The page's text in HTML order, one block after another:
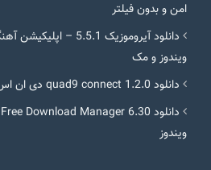
امن و بدون فیلتر
دانلود آیروموزیک 5.5.1
ویندوز و مک
دانلود quad9 connect 1.2.0 دی ان اس کواد ناین برای اندروید
ویندوز